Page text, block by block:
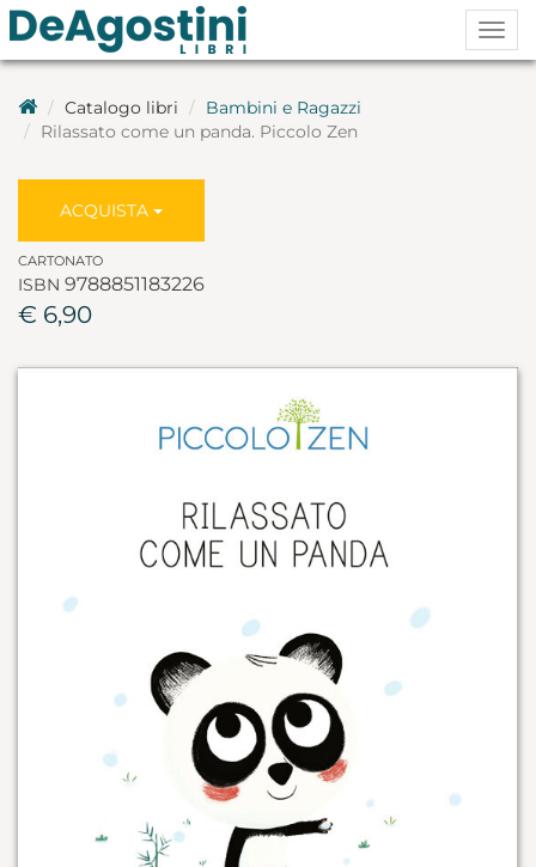
Catalogo libri
Bambini e Ragazzi
Rilassato come un panda. Piccolo Zen
ACQUISTA
CARTONATO
ISBN 9788851183226
€ 6,90